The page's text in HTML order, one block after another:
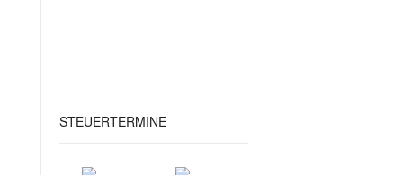
STEUERTERMINE